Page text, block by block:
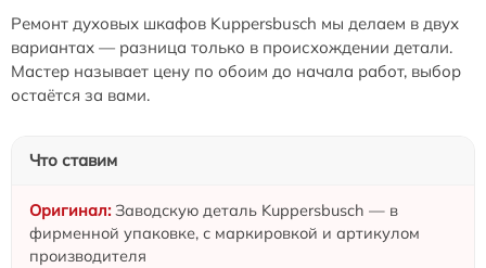
Ремонт духовых шкафов Kuppersbusch мы делаем в двух
вариантах — разница только в происхождении детали.
Мастер называет цену по обоим до начала работ, выбор
остаётся за вами.
Что ставим
Заводскую деталь Kuppersbusch — в
фирменной упаковке, с маркировкой и артикулом
производителя